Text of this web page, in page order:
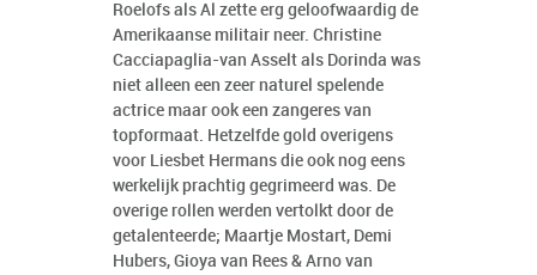
Roelofs als Al zette erg geloofwaardig de
Amerikaanse militair neer. Christine
Cacciapaglia-van Asselt als Dorinda was
niet alleen een zeer naturel spelende
actrice maar ook een zangeres van
topformaat. Hetzelfde gold overigens
voor Liesbet Hermans die ook nog eens
werkelijk prachtig gegrimeerd was. De
overige rollen werden vertolkt door de
getalenteerde; Maartje Mostart, Demi
Hubers, Gioya van Rees & Arno van